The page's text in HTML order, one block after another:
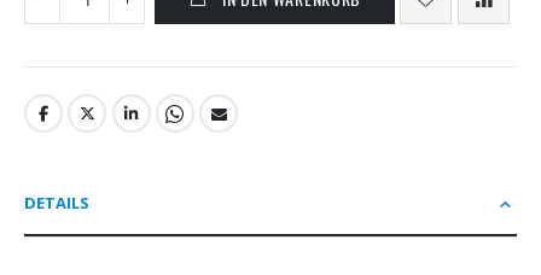
DETAILS